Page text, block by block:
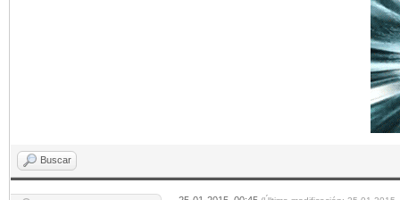
Buscar